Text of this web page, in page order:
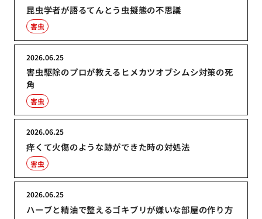
昆虫学者が語るてんとう虫擬態の不思議
害虫
害虫駆除のプロが教えるヒメカツオブシムシ対策の死
角
2026.06.25
害虫
痒くて火傷のような跡ができた時の対処法
2026.06.25
害虫
ハーブと精油で整えるゴキブリが嫌いな部屋の作り方
2026.06.25